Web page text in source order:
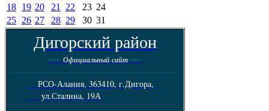
18 19 20 21 22 23 24
25 26 27 28 29 30 31
Дигорский район
---- Официальный сайт----
--------------------------------------------------------
РСО-Алания, 363410, г.Дигора,
ул.Сталина, 19А